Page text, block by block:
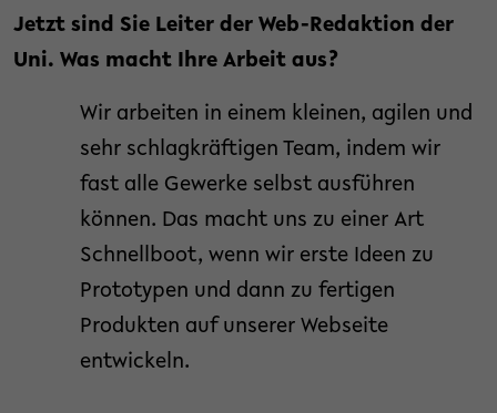
Jetzt sind Sie Leiter der Web-Redaktion der
Uni. Was macht Ihre Arbeit aus?
Wir arbeiten in einem kleinen, agilen und
sehr schlagkräftigen Team, indem wir
fast alle Gewerke selbst ausführen
können. Das macht uns zu einer Art
Schnellboot, wenn wir erste Ideen zu
Prototypen und dann zu fertigen
Produkten auf unserer Webseite
entwickeln.